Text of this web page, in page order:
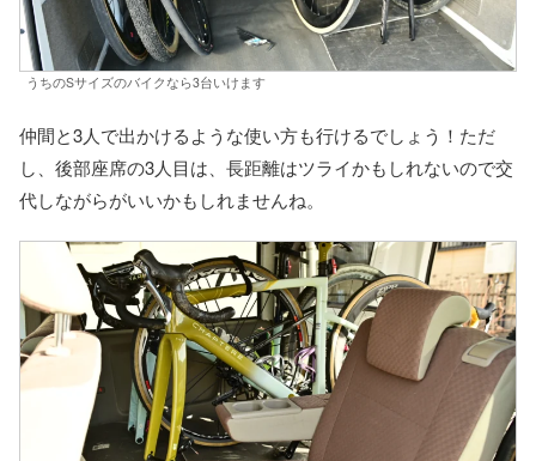
うちのSサイズのバイクなら3台いけます
仲間と3人で出かけるような使い方も行けるでしょう！ただ
し、後部座席の3人目は、長距離はツライかもしれないので交
代しながらがいいかもしれませんね。